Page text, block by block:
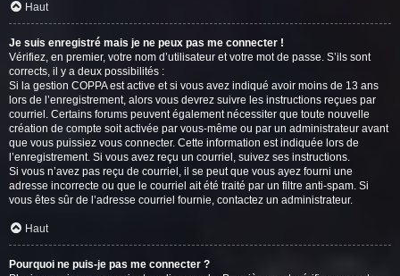
Haut
Je suis enregistré mais je ne peux pas me connecter !
Vérifiez, en premier, votre nom d’utilisateur et votre mot de passe. S’ils sont
corrects, il y a deux possibilités :
Si la gestion COPPA est active et si vous avez indiqué avoir moins de 13 ans
lors de l’enregistrement, alors vous devrez suivre les instructions reçues par
courriel. Certains forums peuvent également nécessiter que toute nouvelle
création de compte soit activée par vous-même ou par un administrateur avant
que vous puissiez vous connecter. Cette information est indiquée lors de
l’enregistrement. Si vous avez reçu un courriel, suivez ses instructions.
Si vous n’avez pas reçu de courriel, il se peut que vous ayez fourni une
adresse incorrecte ou que le courriel ait été traité par un filtre anti-spam. Si
vous êtes sûr de l’adresse courriel fournie, contactez un administrateur.
Haut
Pourquoi ne puis-je pas me connecter ?